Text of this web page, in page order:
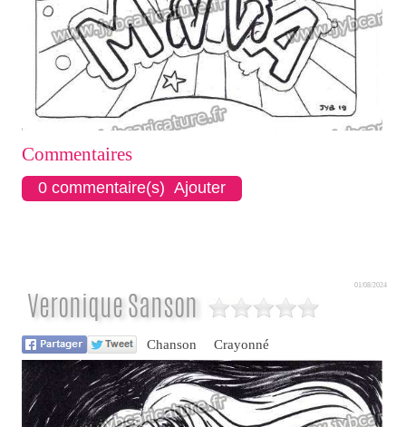
Commentaires
0 commentaire(s) Ajouter
Veronique Sanson
01/08/2024
Chanson Crayonné